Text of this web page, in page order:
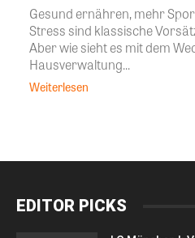
Gesund ernähren, mehr
Stress sind klassische
Aber wie sieht es mit dem
Hausverwaltung...
Weiterlesen
EDITOR PICKS